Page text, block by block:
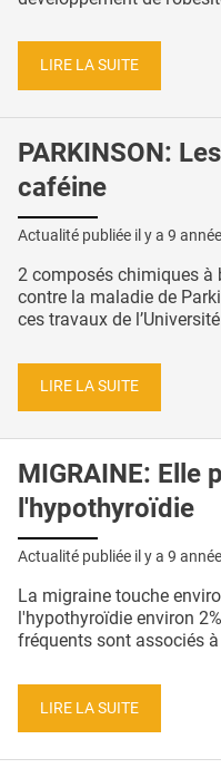
LIRE LA SUITE
PARKINSON:
caféine
Actualité publiée il y a 9
2 composés chimiques à
contre la maladie de
ces travaux de
LIRE LA SUITE
MIGRAINE: Elle
l'hypothyroïdie
Actualité publiée il y a 9
La migraine touche
l'hypothyroïdie environ
fréquents sont associés à
LIRE LA SUITE